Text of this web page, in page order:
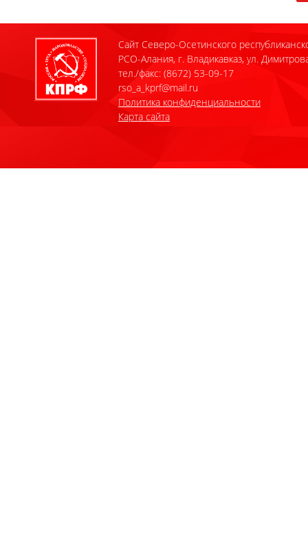
Сайт Северо-Осетинского
РСО-Алания, г. Владикавказ, ул.
тел./факс: (8672) 53-09-17
rso_a_kprf@mail.ru
Политика конфиденциальности
Карта сайта